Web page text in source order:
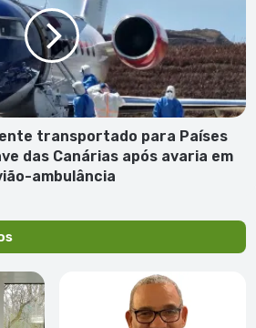
transportado para Países
das Canárias após avaria em
ambulância